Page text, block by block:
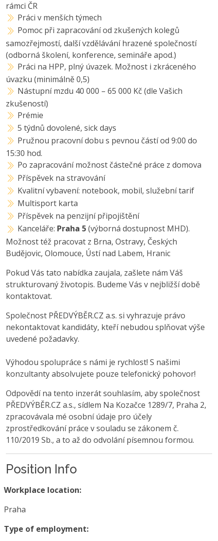
rámci ČR
Práci v menších týmech
Pomoc při zapracování od zkušených kolegů
samozřejmostí, další vzdělávání hrazené společností
(odborná školení, konference, semináře apod.)
Práci na HPP, plný úvazek. Možnost i zkráceného
úvazku (minimálně 0,5)
Nástupní mzdu 40 000 – 65 000 Kč (dle Vašich
zkušeností)
Prémie
5 týdnů dovolené, sick days
Pružnou pracovní dobu s pevnou částí od 9:00 do
15:30 hod.
Po zapracování možnost částečné práce z domova
Příspěvek na stravování
Kvalitní vybavení: notebook, mobil, služební tarif
Multisport karta
Příspěvek na penzijní připojištění
Kanceláře: Praha 5(výborná dostupnost MHD).
Možnost též pracovat z Brna, Ostravy, Českých
Budějovic, Olomouce, Ústí nad Labem, Hranic
Pokud Vás tato nabídka zaujala, zašlete nám Váš
strukturovaný životopis. Budeme Vás v nejbližší době
kontaktovat.
Společnost PŘEDVÝBĚR.CZ a.s. si vyhrazuje právo
nekontaktovat kandidáty, kteří nebudou splňovat výše
uvedené požadavky.
Výhodou spolupráce s námi je rychlost! S našimi
konzultanty absolvujete pouze telefonický pohovor!
Odpovědí na tento inzerát souhlasím, aby společnost
PŘEDVÝBĚR.CZ a.s., sídlem Na Kozačce 1289/7, Praha 2,
zpracovávala mé osobní údaje pro účely
zprostředkování práce v souladu se zákonem č.
110/2019 Sb., a to až do odvolání písemnou formou.
Position Info
Workplace location:
Praha
Type of employment: